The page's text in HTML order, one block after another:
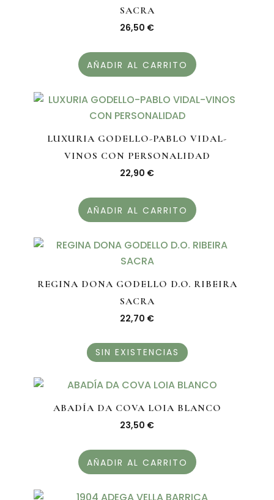
SACRA
26,50 €
AÑADIR AL CARRITO
LUXURIA GODELLO-PABLO VIDAL-
VINOS CON PERSONALIDAD
22,90 €
AÑADIR AL CARRITO
REGINA DONA GODELLO D.O. RIBEIRA
SACRA
22,70 €
SIN EXISTENCIAS
ABADÍA DA COVA LOIA BLANCO
23,50 €
AÑADIR AL CARRITO